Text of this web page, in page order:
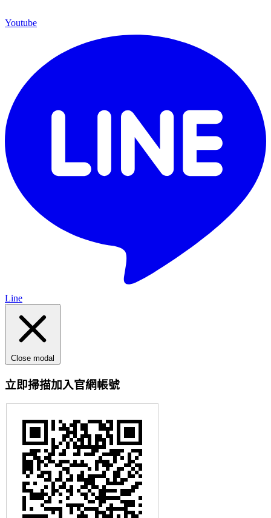
Youtube
Line
Close modal
立即掃描加入官網帳號